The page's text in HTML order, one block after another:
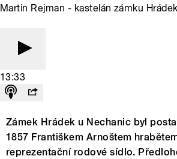
Martin Rejman - kastelán zámku
13:33
Zámek Hrádek u Nechanic byl
1857 Františkem Arnoštem
reprezentační rodové sídlo.